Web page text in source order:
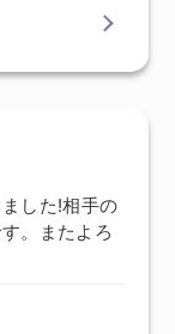
した!相手の
。またよろ